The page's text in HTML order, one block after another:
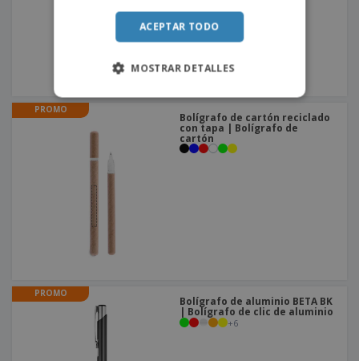
PROMO
Bolígrafo de cartón reciclado
con tapa | Bolígrafo de
cartón
PROMO
Bolígrafo de aluminio BETA BK
| Bolígrafo de clic de aluminio
+6
ACEPTAR TODO
MOSTRAR DETALLES